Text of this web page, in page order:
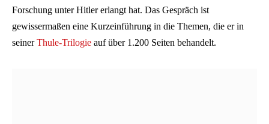
Forschung unter Hitler erlangt hat. Das Gespräch ist
gewissermaßen eine Kurzeinführung in die Themen, die er in
seinerThule-Trilogie auf über 1.200 Seiten behandelt.